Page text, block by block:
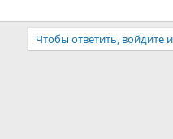
Чтобы ответить, войдите